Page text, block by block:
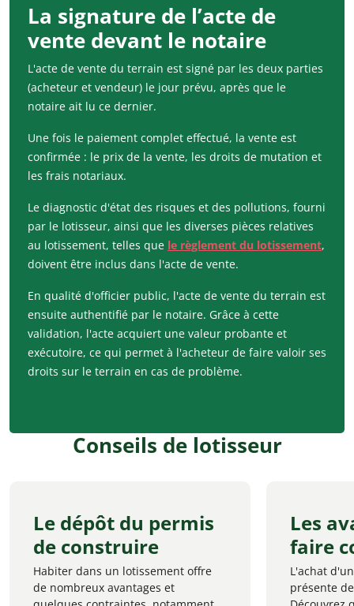
La signature de l’acte de
vente devant le notaire
L'acte de vente du terrain est signé par les deux parties
(acheteur et vendeur) le jour prévu, après que le
notaire ait lu ce dernier.
Une fois le paiement complet effectué, la vente est
confirmée : le prix de la vente, les droits de mutation et
les frais notariaux.
Le diagnostic d'état des risques et des pollutions, fourni
par le lotisseur, ainsi que les diverses pièces relatives
au lotissement, telles que le règlement du lotissement,
doivent être inclus dans l'acte de vente.
En qualité d'officier public, l'acte de vente du terrain est
ensuite authentifié par le notaire. Grâce à cette
validation, l'acte acquiert une valeur probante et
exécutoire, ce qui permet à l'acheteur de faire valoir ses
droits sur le terrain en cas de problème.
Conseils de lotisseur
Le dépôt du permis
de construire
Habiter dans un lotissement offre
de nombreux avantages et
Les
faire
L'achat
présente